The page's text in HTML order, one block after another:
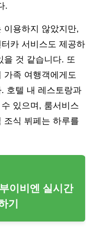
.
이용하지 않았지만,
카 서비스도 제공하
을 것 같습니다. 또
가족 여행객에게도
호텔 내 레스토랑과
있으며, 룸서비스
조식 뷔페는 하루를
이비엔 실시간
기